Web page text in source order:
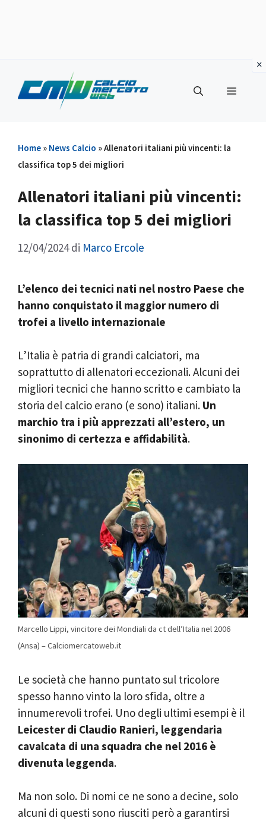
contenuto
Menu
Home » News Calcio »Allenatori italiani più vincenti: la
classifica top 5 dei migliori
Allenatori italiani più vincenti:
la classifica top 5 dei migliori
12/04/2024 di Marco Ercole
L’elenco dei tecnici nati nel nostro Paese che
hanno conquistato il maggior numero di
trofei a livello internazionale
L’Italia è patria di grandi calciatori, ma
soprattutto di allenatori eccezionali. Alcuni dei
migliori tecnici che hanno scritto e cambiato la
storia del calcio erano (e sono) italiani. Un
marchio tra i più apprezzati all’estero, un
sinonimo di certezza e affidabilità.
Marcello Lippi, vincitore dei Mondiali da ct dell’Italia nel 2006
(Ansa) – Calciomercatoweb.it
Le società che hanno puntato sul tricolore
spesso hanno vinto la loro sfida, oltre a
innumerevoli trofei. Uno degli ultimi esempi è il
Leicester di Claudio Ranieri, leggendaria
cavalcata di una squadra che nel 2016 è
divenuta leggenda.
Ma non solo. Di nomi ce ne sono a decine, solo
alcuni di questi sono riusciti però a garantirsi